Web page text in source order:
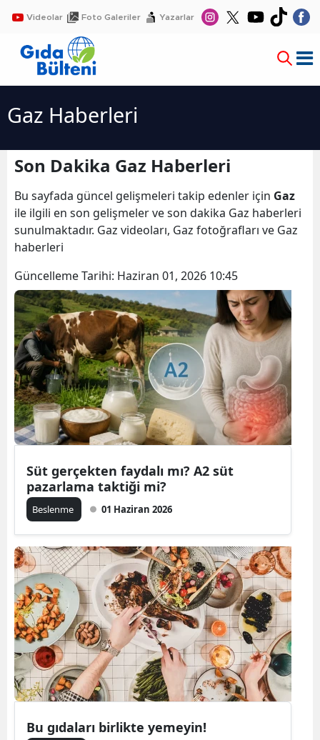
Videolar Foto Galeriler Yazarlar
Gaz Haberleri
Son Dakika Gaz Haberleri
Bu sayfada güncel gelişmeleri takip edenler için Gaz
ile ilgili en son gelişmeler ve son dakika Gaz haberleri
sunulmaktadır. Gaz videoları, Gaz fotoğrafları ve Gaz
haberleri
Güncelleme Tarihi: Haziran 01, 2026 10:45
Süt gerçekten faydalı mı? A2 süt
pazarlama taktiği mi?
Beslenme 01 Haziran 2026
Bu gıdaları birlikte yemeyin!